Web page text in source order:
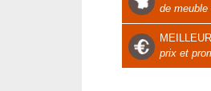
de meuble
prix et